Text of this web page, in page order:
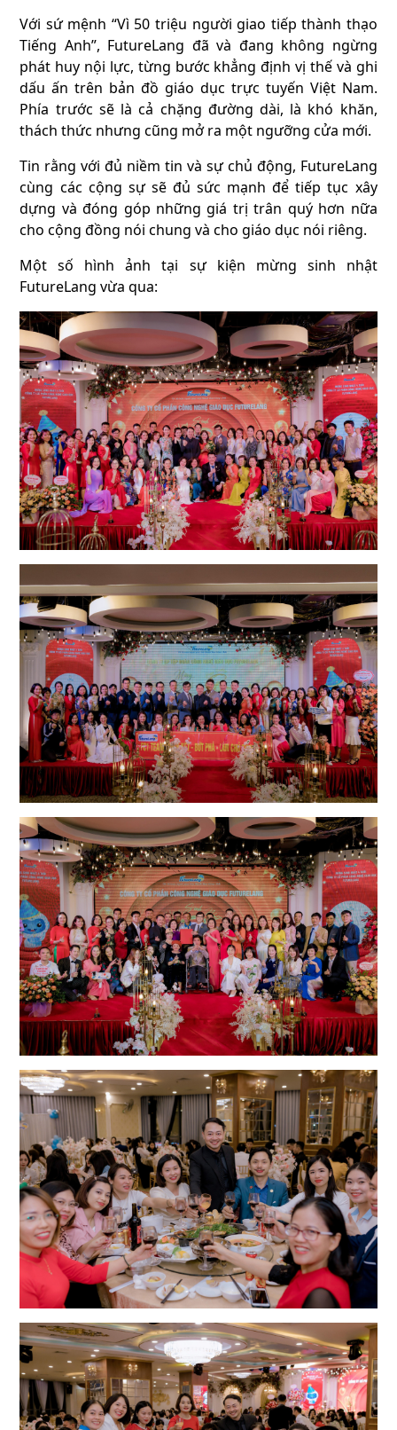
Với sứ mệnh “Vì 50 triệu người giao tiếp thành thạo
Tiếng Anh”, FutureLang đã và đang không ngừng
phát huy nội lực, từng bước khẳng định vị thế và ghi
dấu ấn trên bản đồ giáo dục trực tuyến Việt Nam.
Phía trước sẽ là cả chặng đường dài, là khó khăn,
thách thức nhưng cũng mở ra một ngưỡng cửa mới.
Tin rằng với đủ niềm tin và sự chủ động, FutureLang
cùng các cộng sự sẽ đủ sức mạnh để tiếp tục xây
dựng và đóng góp những giá trị trân quý hơn nữa
cho cộng đồng nói chung và cho giáo dục nói riêng.
Một số hình ảnh tại sự kiện mừng sinh nhật
FutureLang vừa qua: